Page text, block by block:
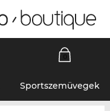
Sportszemüvegek